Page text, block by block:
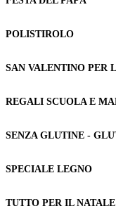
POLISTIROLO
SAN VALENTINO PER
REGALI SCUOLA E
SENZA GLUTINE -
SPECIALE LEGNO
TUTTO PER IL NATALE